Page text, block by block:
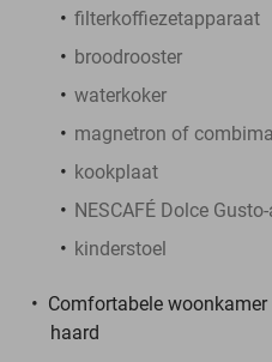
filterkoffiezetapparaat
broodrooster
waterkoker
magnetron of
kookplaat
NESCAFÉ Dolce
kinderstoel
Comfortabele
haard